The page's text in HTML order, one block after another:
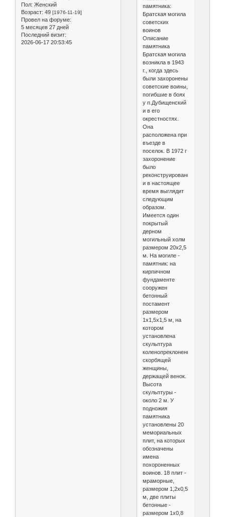
Пол: Женский
Возраст: 49 [1976-11-19]
Провел на форуме:
5 месяцев 27 дней
Последний визит:
2026-06-17 20:53:45
памятника:
Братская могила
советских
воинов
Описание
памятника
Братская могила
возникла в 1943
г., когда здесь
были захоронены
советские воины,
погибшие в боях
у п.Дубищенский
и в его
окрестностях.
Она
расположена при
въезде в
поселок. В 1972 г
захоронение
было
реконструировано
и в настоящее
время выглядит
следующим
образом.
Имеется один
покрытый
дерном
могильный холм
размером 20x2,5
м. На могиле -
памятник: на
кирпичном
фундаменте
сооружен
бетонный
постамент
размером
1x1,5x1,5 м, на
котором
установлена
скульптура
коленопреклоненной
скорбящей
женщины,
держащей венок.
Высота
скульптуры -
около 2 м. У
подножия
памятника
установлены 20
мемориальных
плит, на которых
обозначены
имена
похороненных
воинов. 18 плит -
мраморные,
размером 1,2x0,5
м, две плиты
бетонные -
размером 1x0,8